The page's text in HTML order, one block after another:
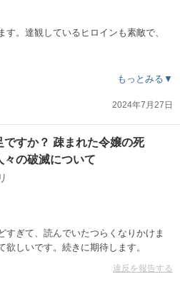
。達観しているヒロインも素敵で、
もっとみる▼
2024年7月27日
ですか？ 疎まれた令嬢の死
々の破滅について
すぎて、読んでいたつらくなりかけま
しいです。続きに期待します。
違反を報告する